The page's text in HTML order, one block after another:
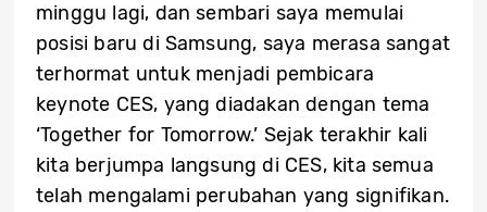
minggu lagi, dan sembari saya memulai
posisi baru di Samsung, saya merasa sangat
terhormat untuk menjadi pembicara
keynote CES, yang diadakan dengan tema
‘Together for Tomorrow.’ Sejak terakhir kali
kita berjumpa langsung di CES, kita semua
telah mengalami perubahan yang signifikan.